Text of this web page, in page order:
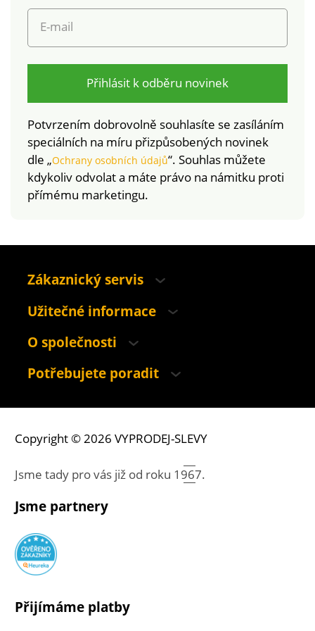
CQ 1216/1). Tato
známka označuje
široké spektrum
škodlivých látek a
výrobek je bezpečný
nad rámec platných
norem. Lze prát až na
60 °C, pro ochranu
životního prostředí
doporučujeme prát na
E-mail
Přihlásit k odběru novinek
Potvrzením dobrovolně souhlasíte se zasíláním
speciálních na míru přizpůsobených novinek
dle „Ochrany osobních údajů“. Souhlas můžete
kdykoliv odvolat a máte právo na námitku proti
přímému marketingu.
Zákaznický servis
Užitečné informace
O společnosti
Potřebujete poradit
Copyright © 2026 VYPRODEJ-SLEVY
Jsme tady pro vás již od roku 1967.
Jsme partnery
Přijímáme platby